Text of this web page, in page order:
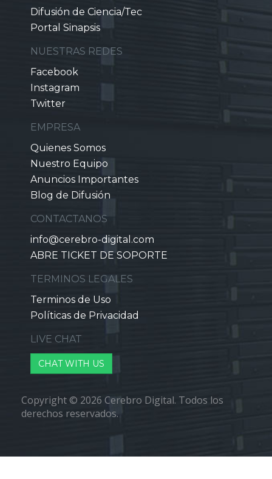
Difusión de Ciencia/Tec
Portal Sinapsis
NUESTRAS REDES
Facebook
Instagram
Twitter
EMPRESA
Quienes Somos
Nuestro Equipo
Anuncios Importantes
Blog de Difusión
CONTACTANOS
info@cerebro-digital.com
ABRE TICKET DE SOPORTE
TERMINOS LEGALES
Terminos de Uso
Políticas de Privacidad
LIVE CHAT
CHAT WITH US
Copyright © 2026 Cerebro Digital. Todos los
derechos reservados.